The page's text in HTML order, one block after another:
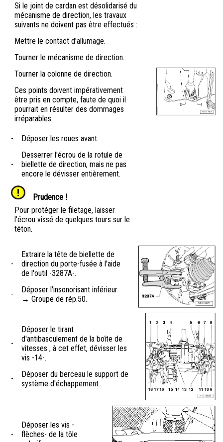
Si le joint de cardan est désolidarisé du
mécanisme de direction, les travaux
suivants ne doivent pas être effectués :
Mettre le contact d'allumage.
Tourner le mécanisme de direction.
Tourner la colonne de direction.
Ces points doivent impérativement
être pris en compte, faute de quoi il
pourrait en résulter des dommages
irréparables.
- Déposer les roues avant.
-
Desserrer l'écrou de la rotule de
biellette de direction, mais ne pas
encore le dévisser entièrement.
Prudence !
Pour protéger le filetage, laisser
l'écrou vissé de quelques tours sur le
téton.
-
Extraire la tête de biellette de
direction du porte-fusée à l'aide
de l'outil -3287A-.
-
Déposer l'insonorisant inférieur
→ Groupe de rép.50.
-
Déposer le tirant
d'antibasculement de la boîte de
vitesses ; à cet effet, dévisser les
vis -14-.
-
Déposer du berceau le support de
système d'échappement.
-
Déposer les vis -
flèches- de la tôle